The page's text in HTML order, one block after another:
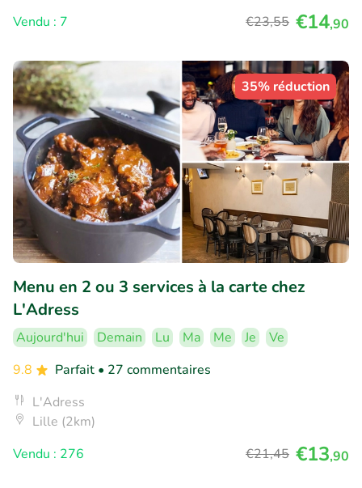
Vendu : 7
€23,55 €14,90
35% réduction
Menu en 2 ou 3 services à la carte chez
L'Adress
Aujourd'hui Demain Lu Ma Me Je
Ve
9.8
Parfait • 27 commentaires
L'Adress
Lille (2km)
Vendu : 276
€21,45 €13,90